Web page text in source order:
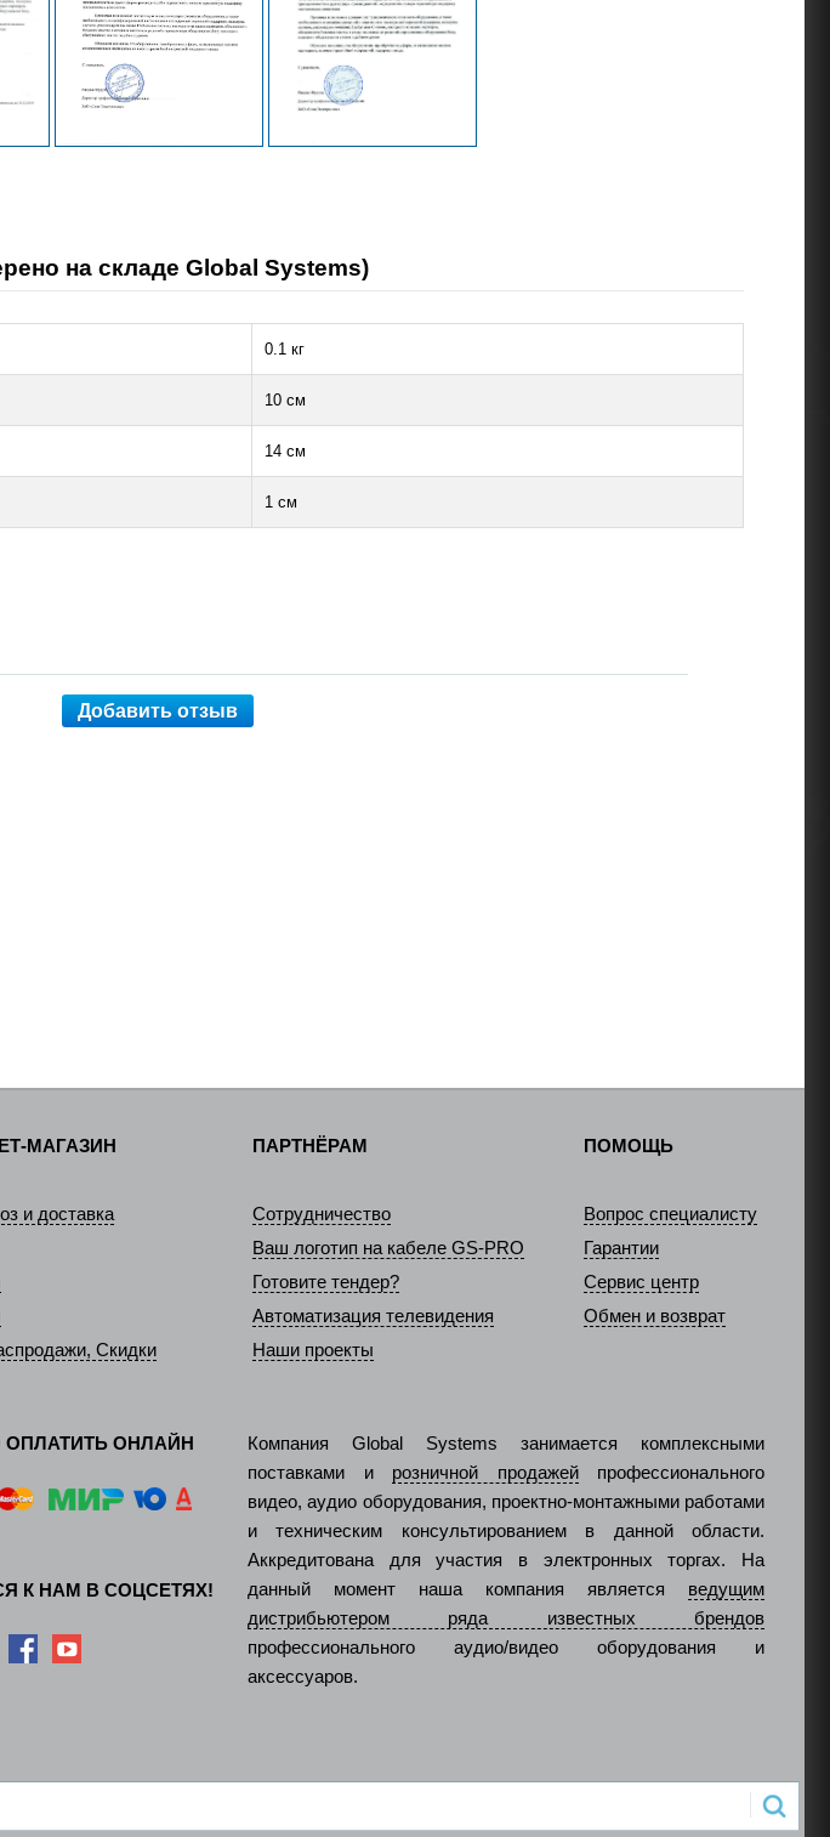
на складе Global Systems)
0.1 кг
10 см
14 см
1 см
Добавить отзыв
МАГАЗИН
и доставка
Скидки
ПАРТНЁРАМ
Сотрудничество
Ваш логотип на кабеле GS-PRO
Готовите тендер?
Автоматизация телевидения
Наши проекты
ПОМОЩЬ
Вопрос специалисту
Гарантии
Сервис центр
Обмен и возврат
ОНЛАЙН
К НАМ В СОЦСЕТЯХ!
Компания Global Systems занимается комплексными
поставками и розничной продажейпрофессионального
видео, аудио оборудования, проектно-монтажными работами
и техническим консультированием в данной области.
Аккредитована для участия в электронных торгах. На
данный момент наша компания является ведущим
дистрибьютером ряда известных брендов
профессионального аудио/видео оборудования и
аксессуаров.